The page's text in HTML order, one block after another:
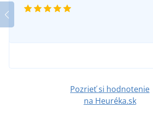
Pozrieť si hodnotenie
na Heuréka.sk